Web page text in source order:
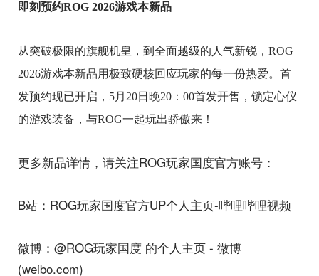
即刻预约ROG 2026游戏本新品
从突破极限的旗舰机皇，到全面越级的人气新锐，ROG
2026游戏本新品用极致硬核回应玩家的每一份热爱。首
发预约现已开启，5月20日晚20：00首发开售，锁定心仪
的游戏装备，与ROG一起玩出骄傲来！
更多新品详情，请关注ROG玩家国度官方账号：
B站：ROG玩家国度官方UP个人主页-哔哩哔哩视频
微博：@ROG玩家国度 的个人主页 - 微博
(weibo.com)